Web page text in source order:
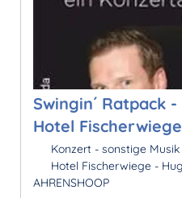
Swingin´ Ratpack
Hotel Fischerwiege
Konzert - sonstige Musik
Hotel Fischerwiege -
AHRENSHOOP